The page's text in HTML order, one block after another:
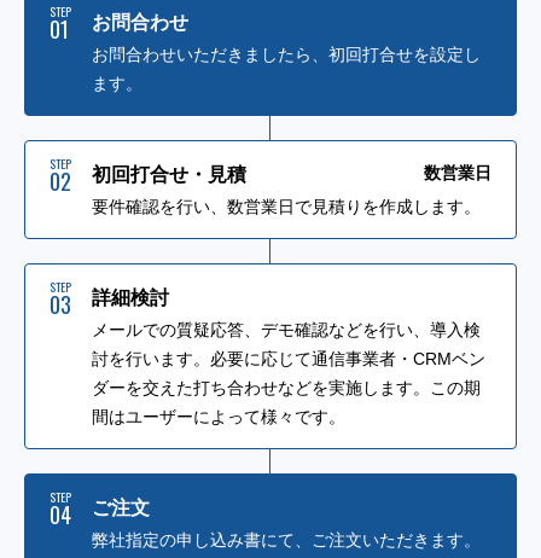
STEP
01 お問合わせ
お問合わせいただきましたら、初回打合せを設定し
ます。
STEP
02 初回打合せ・見積
要件確認を行い、数営業日で見積りを作成します。
数営業日
STEP
03 詳細検討
メールでの質疑応答、デモ確認などを行い、導入検
討を行います。必要に応じて通信事業者・CRMベン
ダーを交えた打ち合わせなどを実施します。この期
間はユーザーによって様々です。
STEP
04 ご注文
弊社指定の申し込み書にて、ご注文いただきます。